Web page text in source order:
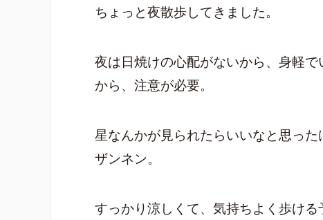
ちょっと夜散歩してきました。
夜は日焼けの心配がないから、身軽
から、注意が必要。
星なんかが見られたらいいなと思った
ザンネン。
すっかり涼しくて、気持ちよく歩け